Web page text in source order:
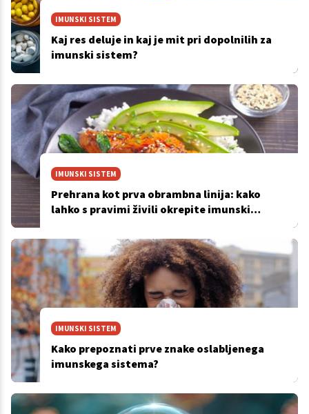
IMUNSKI SISTEM
Kaj res deluje in kaj je mit pri dopolnilih za
imunski sistem?
IMUNSKI SISTEM
Prehrana kot prva obrambna linija: kako
lahko s pravimi živili okrepite imunski
IMUNSKI SISTEM
Kako prepoznati prve znake oslabljenega
imunskega sistema?